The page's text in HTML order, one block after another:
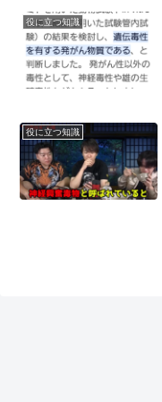
役に立つ知識
役に立つ知識